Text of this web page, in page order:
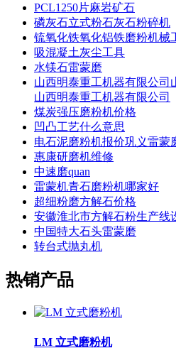
PCL1250片麻岩矿石
磷灰石立式粉石灰石粉碎机
锍氧化铁氧化铝铁磨粉机械
吸混凝土灰尘工具
水镁石雷蒙磨
山西明泰重工机器有限公司
山西明泰重工机器有限公司
煤炭强压磨粉机价格
凹凸工艺什么意思
电石泥磨粉机报价巩义雷蒙
惠康研磨机维修
中速磨quan
雷蒙机青石磨粉机哪家好
超细粉磨方解石价格
安徽淮北市方解石粉生产线
中国特大石头雷蒙磨
转台式抛丸机
热销产品
LM 立式磨粉机